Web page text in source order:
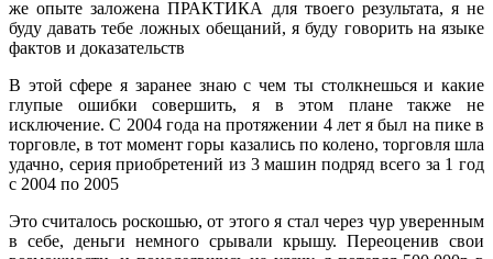
же опыте заложена ПРАКТИКА для твоего результата, я не
буду давать тебе ложных обещаний, я буду говорить на языке
фактов и доказательств
В этой сфере я заранее знаю с чем ты столкнешься и какие
глупые ошибки совершить, я в этом плане также не
исключение. С 2004 года на протяжении 4 лет я был на пике в
торговле, в тот момент горы казались по колено, торговля шла
удачно, серия приобретений из 3 машин подряд всего за 1 год
с 2004 по 2005
Это считалось роскошью, от этого я стал через чур уверенным
в себе, деньги немного срывали крышу. Переоценив свои